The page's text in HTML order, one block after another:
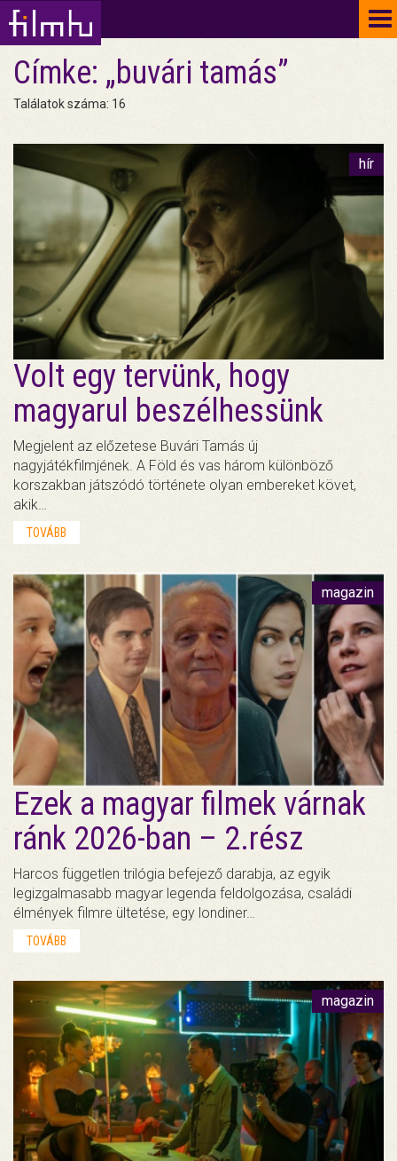
Címke: „buvári tamás”
Találatok száma: 16
hír
Volt egy tervünk, hogy
magyarul beszélhessünk
Megjelent az előzetese Buvári Tamás új
nagyjátékfilmjének. A Föld és vas három különböző
korszakban játszódó története olyan embereket követ,
akik…
TOVÁBB
magazin
Ezek a magyar filmek várnak
ránk 2026-ban – 2.rész
Harcos független trilógia befejező darabja, az egyik
legizgalmasabb magyar legenda feldolgozása, családi
élmények filmre ültetése, egy londiner…
TOVÁBB
magazin